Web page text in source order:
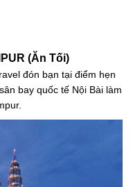
(Ăn Tối)
đón bạn tại điểm hẹn
bay quốc tế Nội Bài làm